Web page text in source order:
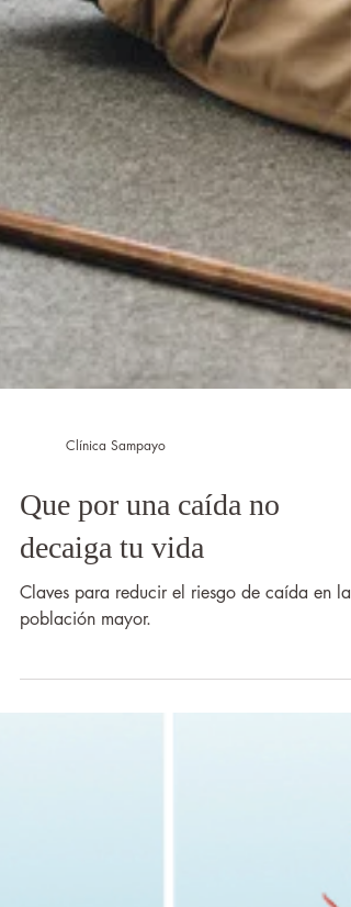
Que por una caída no
decaiga tu vida
Claves para reducir el riesgo de caída en la